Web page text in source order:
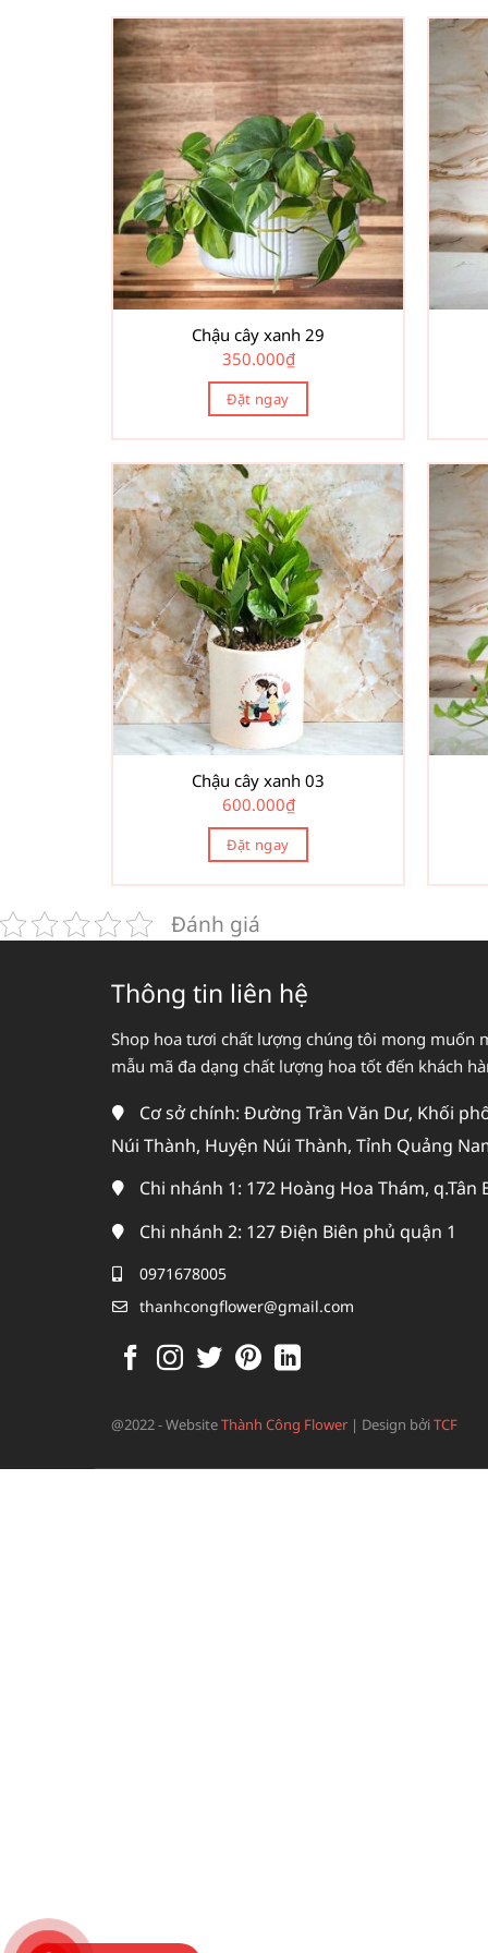
Chậu cây xanh 29
350.000₫
Đặt ngay
Chậu cây xanh 03
600.000₫
Đặt ngay
Đánh giá
Thông tin liên hệ
Shop hoa tươi chất lượng chúng tôi mong muốn
mẫu mã đa dạng chất lượng hoa tốt đến khách
Cơ sở chính: Đường Trần Văn Dư, Khối
Núi Thành, Huyện Núi Thành, Tỉnh Quảng
Chi nhánh 1: 172 Hoàng Hoa Thám, q.Tân
Chi nhánh 2: 127 Điện Biên phủ quận 1
0971678005
thanhcongflower@gmail.com
@2022 - WebsiteThành Công Flower | Design bởiTCF